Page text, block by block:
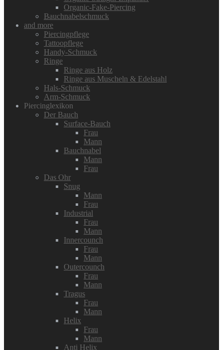
Organic-Fake-Piercing
Bauchnabelschmuck
and more
Piercingpflege
Tattoopflege
Handy-Schmuck
Ringe
Ringe aus Holz
Ringe aus Muscheln & Edelstahl
Hals-Schmuck
Arm-Schmuck
Piercinglexikon
Der Bauch
Surface-Bauch
Frau
Mann
Bauchnabel
Mann
Frau
Das Ohr
Snug
Mann
Frau
Industrial
Frau
Mann
Innercounch
Frau
Mann
Outercounch
Frau
Mann
Tragus
Frau
Mann
Helix
Frau
Mann
Anti Helix